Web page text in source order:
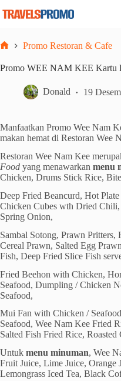
Promo Restoran & Cafe
Promo WEE NAM KEE Kartu
Donald 19
Manfaatkan Promo Wee Nam
makan hemat di Restoran Wee
Restoran Wee Nam Kee
Food yang menawarkan menu
Chicken, Drums Stick Rice,
Deep Fried Beancurd, Hot
Chicken Cubes wth Dried
Spring Onion,
Sambal Sotong, Prawn
Cereal Prawn, Salted Egg
Fish, Deep Fried Slice Fish
Fried Beehon with Chicken,
Seafood, Dumpling / Chicken
Seafood,
Mui Fan with Chicken /
Seafood, Wee Nam Kee Fried
Salted Fish Fried Rice,
Untuk menu minuman, Wee
Fruit Juice, Lime Juice, Orange
Lemongrass Iced Tea, Black